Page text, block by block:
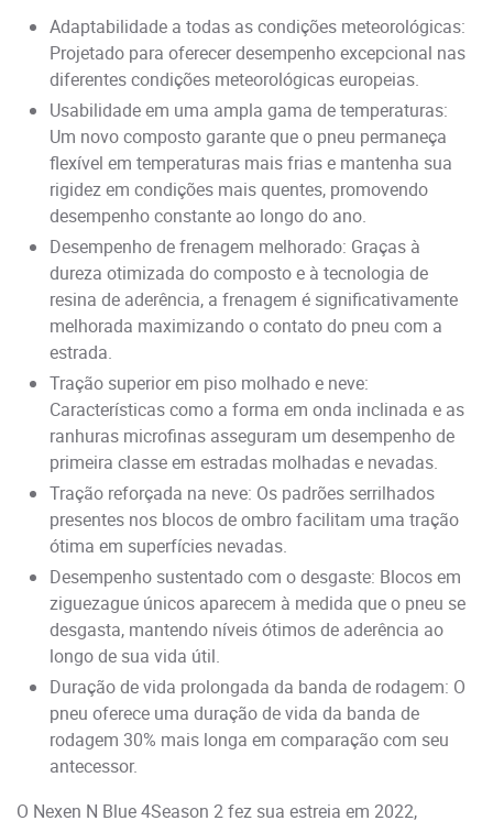
Adaptabilidade a todas as condições meteorológicas:
Projetado para oferecer desempenho excepcional nas
diferentes condições meteorológicas europeias.
Usabilidade em uma ampla gama de temperaturas:
Um novo composto garante que o pneu permaneça
flexível em temperaturas mais frias e mantenha sua
rigidez em condições mais quentes, promovendo
desempenho constante ao longo do ano.
Desempenho de frenagem melhorado: Graças à
dureza otimizada do composto e à tecnologia de
resina de aderência, a frenagem é significativamente
melhorada maximizando o contato do pneu com a
estrada.
Tração superior em piso molhado e neve:
Características como a forma em onda inclinada e as
ranhuras microfinas asseguram um desempenho de
primeira classe em estradas molhadas e nevadas.
Tração reforçada na neve: Os padrões serrilhados
presentes nos blocos de ombro facilitam uma tração
ótima em superfícies nevadas.
Desempenho sustentado com o desgaste: Blocos em
ziguezague únicos aparecem à medida que o pneu se
desgasta, mantendo níveis ótimos de aderência ao
longo de sua vida útil.
Duração de vida prolongada da banda de rodagem: O
pneu oferece uma duração de vida da banda de
rodagem 30% mais longa em comparação com seu
antecessor.
O Nexen N Blue 4Season 2 fez sua estreia em 2022,